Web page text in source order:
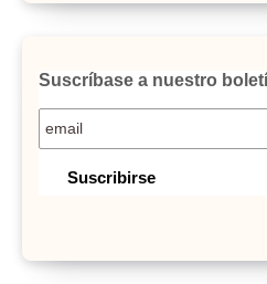
Suscríbase a nuestro